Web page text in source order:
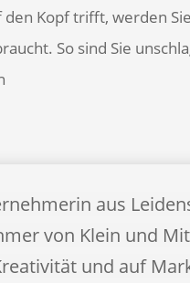
den Kopf trifft, werden
So sind Sie
aus
von Klein und
und auf